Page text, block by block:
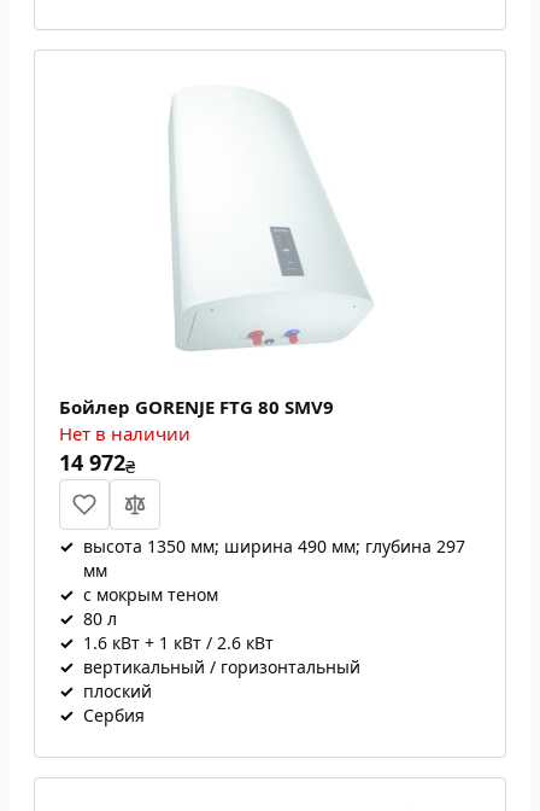
Бойлер GORENJE FTG 80 SMV9
Нет в наличии
14 972₴
✓ высота 1350 мм; ширина 490 мм; глубина 297
мм
✓ с мокрым теном
✓ 80 л
✓ 1.6 кВт + 1 кВт / 2.6 кВт
✓ вертикальный / горизонтальный
✓ плоский
✓ Сербия